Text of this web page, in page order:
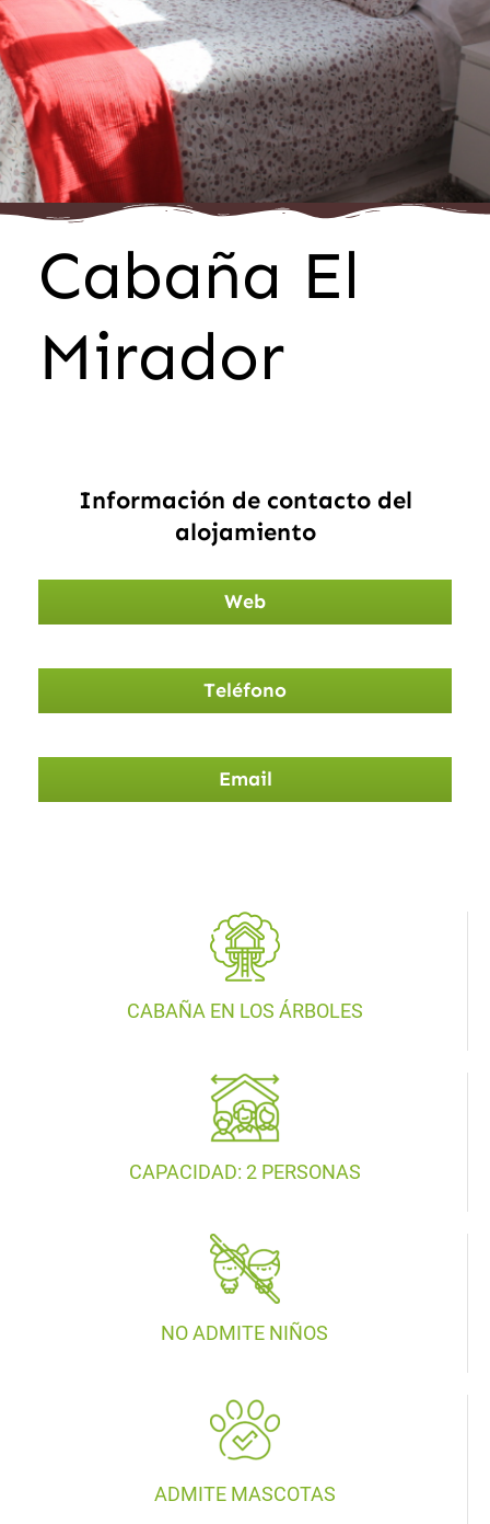
Cabaña El
Mirador
Información de contacto del
alojamiento
Web
Teléfono
Email
CABAÑA EN LOS ÁRBOLES
CAPACIDAD: 2 PERSONAS
NO ADMITE NIÑOS
ADMITE MASCOTAS